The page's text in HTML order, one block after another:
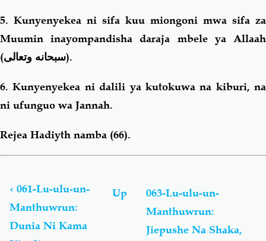
5. Kunyenyekea ni sifa kuu miongoni mwa sifa za
Muumin inayompandisha daraja mbele ya Allaah
(سبحانه وتعالى).
6. Kunyenyekea ni dalili ya kutokuwa na kiburi, na
ni ufunguo wa Jannah.
Rejea Hadiyth namba (66).
links
for
Lu-
ulu-
‹ 061-Lu-ulu-un-
Manthuwrun:
Dunia Ni Kama
Up
063-Lu-ulu-un-
Manthuwrun:
Jiepushe Na Shaka,